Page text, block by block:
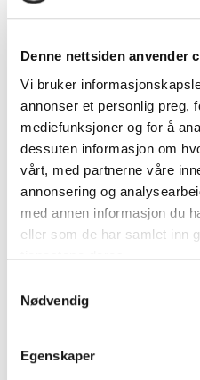
Denne nettsiden anvender
Vi bruker
annonser et personlig preg,
mediefunksjoner og for å
dessuten informasjon om
vårt, med partnerne våre
annonsering og
med annen informasjon du
eller som de har samlet inn
Nødvendig
Egenskaper
Dokumenter (1)
Invitasjon til
Prosess
Kommunen har i
og hvordan man
ulike